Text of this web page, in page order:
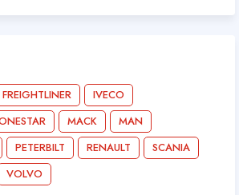
FREIGHTLINER
IVECO
MACK
MAN
PETERBILT RENAULT
SCANIA
VOLVO